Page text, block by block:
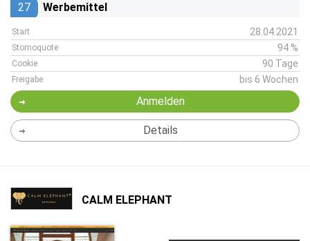
27 Werbemittel
Start 28.04.2021
Stornoquote 94 %
Cookie 90 Tage
Freigabe bis 6 Wochen
Anmelden
Details
CALM ELEPHANT